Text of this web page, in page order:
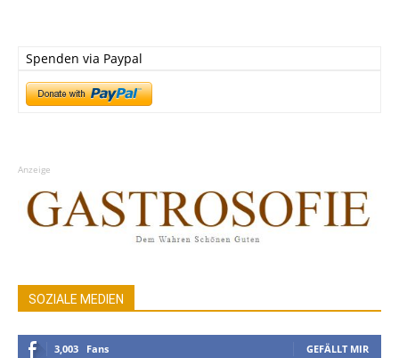
Spenden via Paypal
Anzeige
SOZIALE MEDIEN
3,003 Fans GEFÄLLT MIR